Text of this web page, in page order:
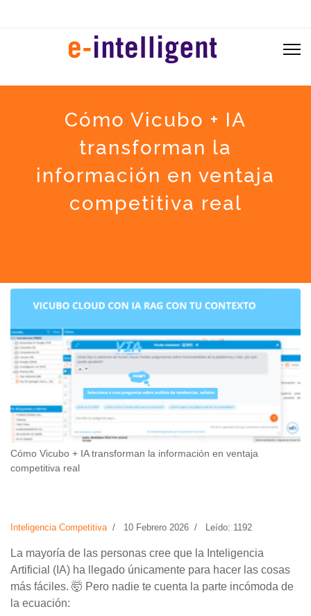
Cómo Vicubo + IA
transforman la
información en ventaja
competitiva real
Cómo Vicubo + IA transforman la información en ventaja
competitiva real
Inteligencia Competitiva 10 Febrero 2026 Leído: 1192
La mayoría de las personas cree que la Inteligencia
Artificial (IA) ha llegado únicamente para hacer las cosas
más fáciles. 🤯 Pero nadie te cuenta la parte incómoda de
la ecuación: